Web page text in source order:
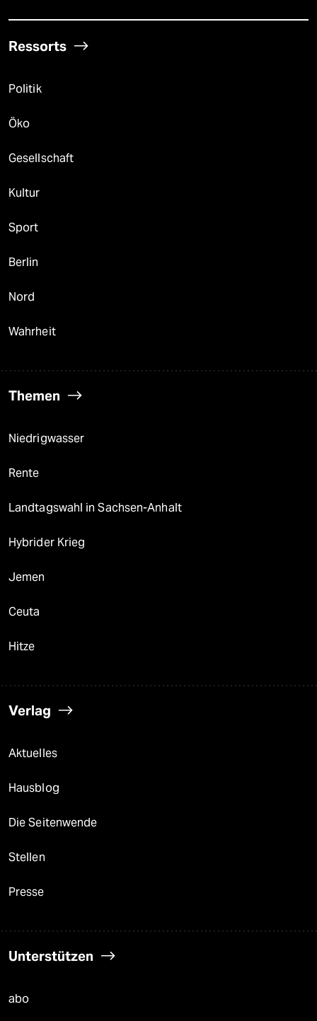
Ressorts
Politik
Öko
Gesellschaft
Kultur
Sport
Berlin
Nord
Wahrheit
Themen
Niedrigwasser
Rente
Landtagswahl in Sachsen-Anhalt
Hybrider Krieg
Jemen
Ceuta
Hitze
Verlag
Aktuelles
Hausblog
Die Seitenwende
Stellen
Presse
Unterstützen
abo